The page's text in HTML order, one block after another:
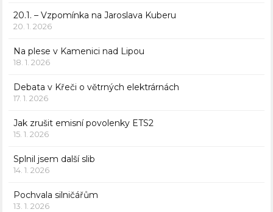
20.1. – Vzpomínka na Jaroslava Kuberu
20. 1. 2026
Na plese v Kamenici nad Lipou
18. 1. 2026
Debata v Křeči o větrných elektrárnách
17. 1. 2026
Jak zrušit emisní povolenky ETS2
15. 1. 2026
Splnil jsem další slib
14. 1. 2026
Pochvala silničářům
13. 1. 2026